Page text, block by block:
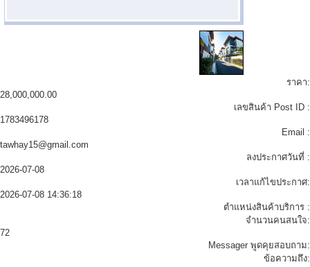
ราคา:
28,000,000.00
เลขสินค้า Post ID :
1783496178
Email :
tawhay15@gmail.com
ลงประกาศวันที่ :
2026-07-08
เวลาแก้ไขประกาศ:
2026-07-08 14:36:18
ตำแหน่งสินค้าบริการ :
จำนวนคนสนใจ:
72
Messager พูดคุยสอบถาม:
ข้อความถึง: